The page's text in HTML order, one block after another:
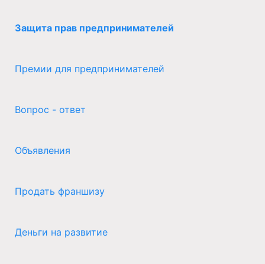
Защита прав предпринимателей
Премии для предпринимателей
Вопрос - ответ
Объявления
Продать франшизу
Деньги на развитие